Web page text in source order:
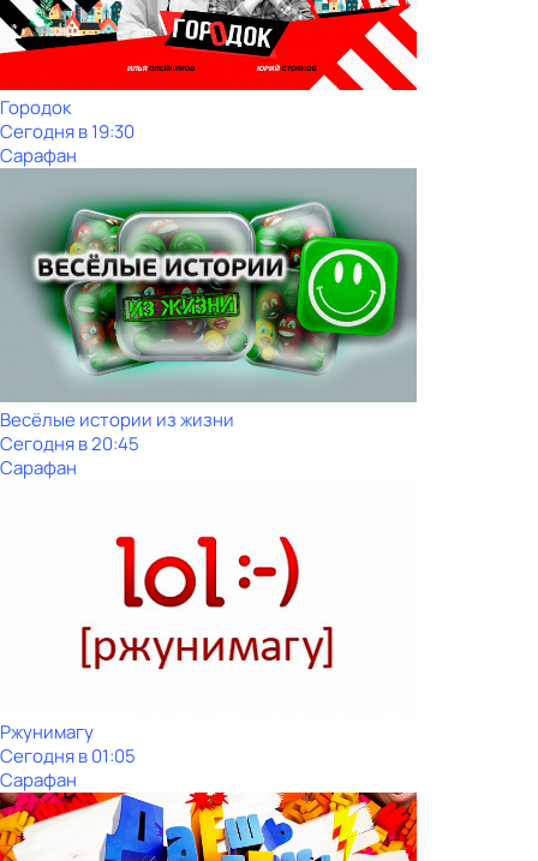
Городок
Сегодня в 19:30
Сарафан
Весёлые истории из жизни
Сегодня в 20:45
Сарафан
Ржунимагу
Сегодня в 01:05
Сарафан